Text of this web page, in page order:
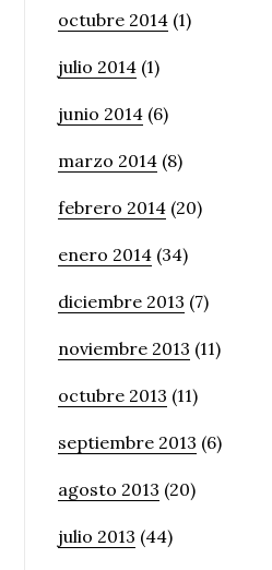
octubre 2014 (1)
julio 2014 (1)
junio 2014 (6)
marzo 2014 (8)
febrero 2014 (20)
enero 2014 (34)
diciembre 2013 (7)
noviembre 2013 (11)
octubre 2013 (11)
septiembre 2013 (6)
agosto 2013 (20)
julio 2013 (44)